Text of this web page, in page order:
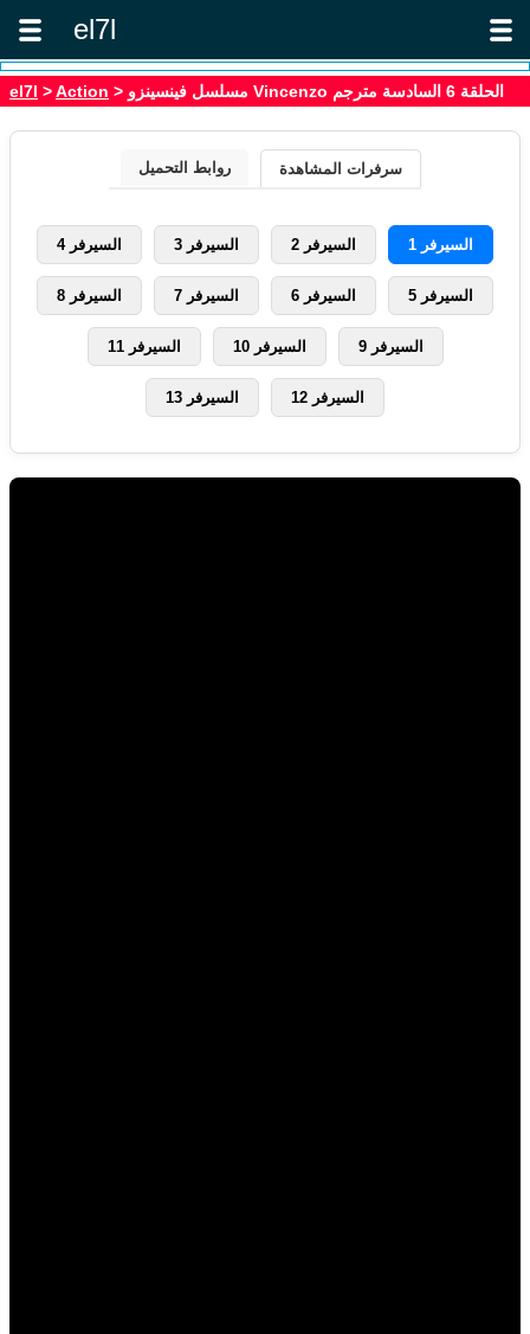
el7l
el7l >Action > مسلسل فينسينزو Vincenzo الحلقة 6 السادسة مترجم
سرفرات المشاهدة روابط التحميل
السيرفر 1 السيرفر 2 السيرفر 3 السيرفر 4
السيرفر 5 السيرفر 6 السيرفر 7 السيرفر 8
السيرفر 9 السيرفر 10 السيرفر 11
السيرفر 12 السيرفر 13